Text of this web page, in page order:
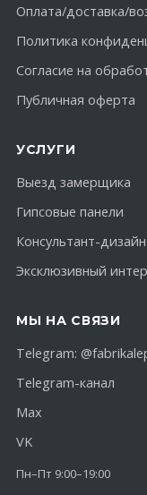
Оплата/доставка/
Политика
Согласие на
Публичная оферта
УСЛУГИ
Выезд замерщика
Гипсовые панели
Консультант-
Эксклюзивный
МЫ НА СВЯЗИ
Telegram:
Telegram-канал
Max
VK
Пн–Пт 9:00–19:00